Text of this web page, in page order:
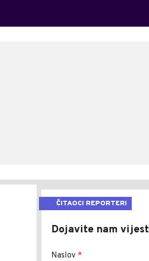
ČITAOCI REPORTERI
Dojavite nam vijest
Naslov *